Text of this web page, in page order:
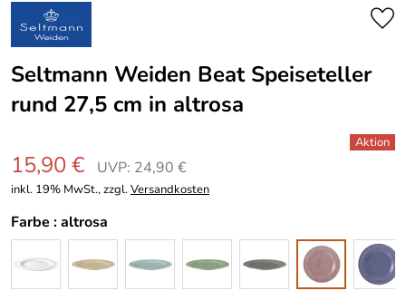
Seltmann Weiden Beat Speiseteller
rund 27,5 cm in altrosa
15,90 € UVP: 24,90 €
inkl. 19% MwSt., zzgl.Versandkosten
Farbe :altrosa